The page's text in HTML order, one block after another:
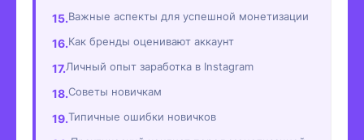
Важные аспекты для успешной монетизации
Как бренды оценивают аккаунт
Личный опыт заработка в Instagram
Советы новичкам
Типичные ошибки новичков